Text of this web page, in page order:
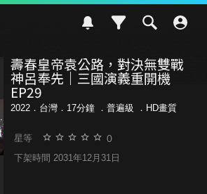
壽春皇帝袁公路，對決無雙戰
神呂奉先｜三國演義重開機
EP29
2022．台灣．17分鐘 ． 普遍級 ．HD畫質
星等 0
下架時間 2031年12月31日